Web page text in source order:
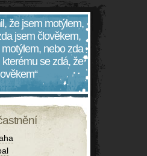
že jsem motýlem,
jsem člověkem,
motýlem, nebo zda
se zdá, že